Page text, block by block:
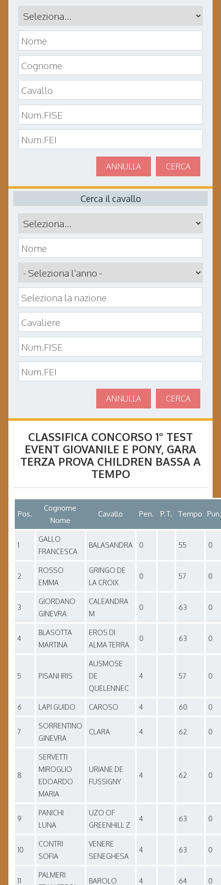
CERCA
ANNULLA
Cerca il cavallo
CERCA
ANNULLA
CLASSIFICA CONCORSO 1° TEST
EVENT GIOVANILE E PONY, GARA
TERZA PROVA CHILDREN BASSA A
TEMPO
Pos.
Cognome
Nome
Cavallo Pen. P.T. Tempo Pun.
1
GALLO
FRANCESCA
BALASANDRA 0 55 0
2
ROSSO
EMMA
GRINGO DE
LA CROIX
0 57 0
3
GIORDANO
GINEVRA
CALEANDRA
M
0 63 0
4
BLASOTTA
MARTINA
EROS DI
ALMA TERRA
0 63 0
5 PISANI IRIS
AUSMOSE
DE
QUELENNEC
4 57 0
6 LAPI GUIDO CAROSO 4 60 0
7
SORRENTINO
GINEVRA
CLARA 4 62 0
8
SERVETTI
MIROGLIO
EDOARDO
MARIA
URIANE DE
FUSSIGNY
4 62 0
9
PANICHI
LUNA
UZO OF
GREENHILL Z
4 63 0
10
CONTRI
SOFIA
VENERE
SENEGHESA
4 63 0
11
PALMERI
BAROLO 4 64 0